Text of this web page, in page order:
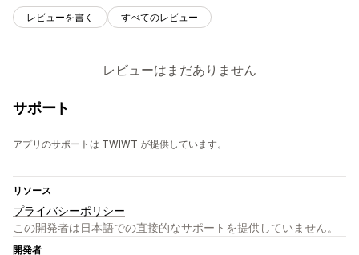
レビューを書く すべてのレビュー
レビューはまだありません
サポート
アプリのサポートは TWIWT が提供しています。
リソース
プライバシーポリシー
この開発者は日本語での直接的なサポートを提供していません。
開発者